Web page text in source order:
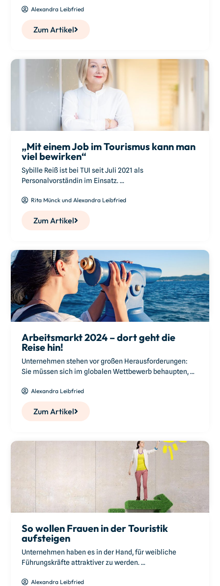
Alexandra Leibfried
Zum Artikel
„Mit einem Job im Tourismus kann man
viel bewirken“
Sybille Reiß ist bei TUI seit Juli 2021 als
Personalvorständin im Einsatz. ...
Rita Münck und Alexandra Leibfried
Zum Artikel
Arbeitsmarkt 2024 – dort geht die
Reise hin!
Unternehmen stehen vor großen Herausforderungen:
Sie müssen sich im globalen Wettbewerb behaupten, ...
Alexandra Leibfried
Zum Artikel
So wollen Frauen in der Touristik
aufsteigen
Unternehmen haben es in der Hand, für weibliche
Führungskräfte attraktiver zu werden. ...
Alexandra Leibfried